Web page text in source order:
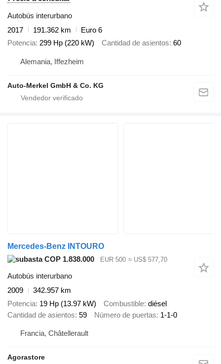
Autobús interurbano
2017
191.362 km
Euro 6
Potencia 299 Hp (220 kW) Cantidad de asientos 60
Alemania, Iffezheim
Auto-Merkel GmbH & Co. KG
Mercedes-Benz INTOURO
COP 1.838.000
EUR 500 ≈ US$ 577,70
Autobús interurbano
2009
342.957 km
Potencia 19 Hp (13.97 kW) Combustible diésel
Cantidad de asientos 59 Número de puertas 1-1-0
Francia, Châtellerault
Agorastore